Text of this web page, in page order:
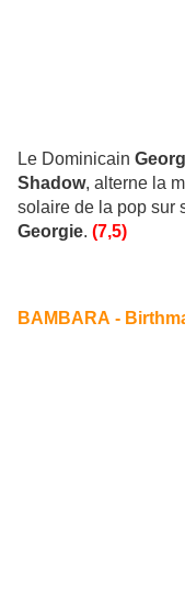
Le Dominicain
Shadow, alterne la
solaire de la pop sur
Georgie. (7,5)
BAMBARA -